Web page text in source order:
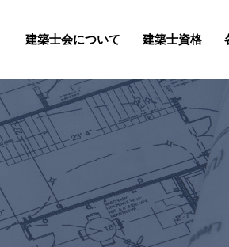
建築士会について 建築士資格